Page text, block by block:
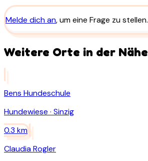
Melde dich an, um eine Frage zu stellen.
Weitere Orte in der Nähe
Bens Hundeschule
Hundewiese · Sinzig
0.3 km
Claudia Rogler